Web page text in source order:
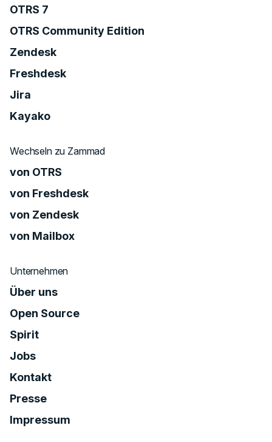
OTRS 7
OTRS Community Edition
Zendesk
Freshdesk
Jira
Kayako
Wechseln zu Zammad
von OTRS
von Freshdesk
von Zendesk
von Mailbox
Unternehmen
Über uns
Open Source
Spirit
Jobs
Kontakt
Presse
Impressum